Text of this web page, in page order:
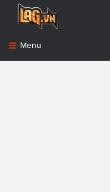
Menu